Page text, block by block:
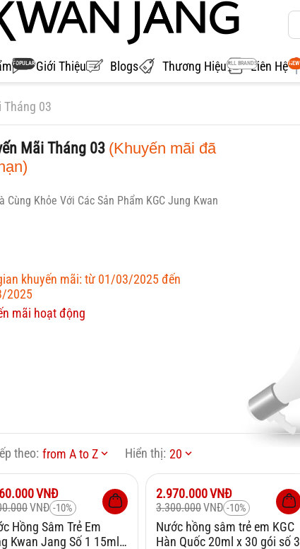
POPULAR Giới Thiệu Blogs Thương Hiệu ALL BRANDSLiên HệNEW
Tháng 03
Mãi Tháng 03 (Khuyến mãi đã
Cùng Khỏe Với Các Sản Phẩm KGC Jung Kwan
khuyến mãi: từ 01/03/2025 đến
2025
mãi hoạt động
theo: from A to Z Hiển thị: 20
10% VNĐ
VNĐ -10%
Hồng Sâm Trẻ Em
Kwan Jang Số 1 15ml x
Giảm 10%
2.970.000VNĐ
3.300.000VNĐ -10%
Nước hồng sâm trẻ em KGC
Hàn Quốc 20ml x 30 gói số 3